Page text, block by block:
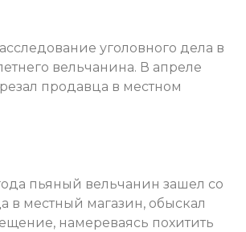
уголовного дела в
вельчанина. В апреле
продавца в местном
пьяный вельчанин зашел со
в местный магазин, обыскал
намереваясь похитить